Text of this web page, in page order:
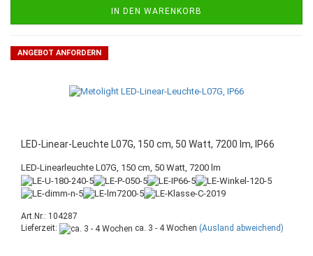
IN DEN WARENKORB
ANGEBOT ANFORDERN
LED-Linear-Leuchte L07G, 150 cm, 50 Watt, 7200 lm, IP66
LED-Linearleuchte L07G, 150 cm, 50 Watt, 7200 lm
Art.Nr.: 104287
Lieferzeit:
ca. 3 - 4 Wochen (Ausland abweichend)